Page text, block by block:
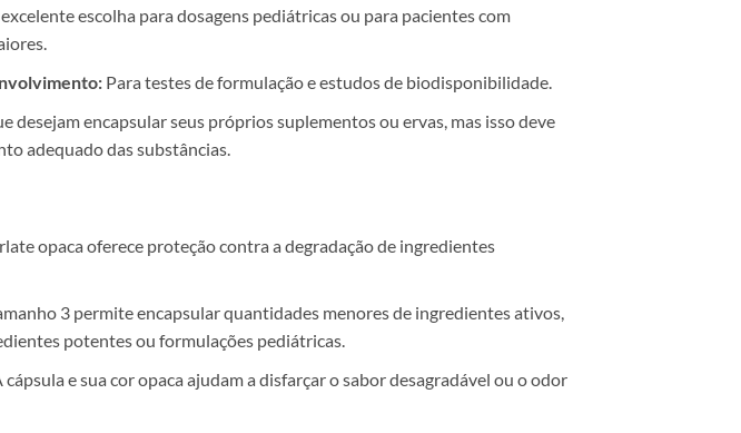
escolha para dosagens pediátricas ou para pacientes com
Para testes de formulação e estudos de biodisponibilidade.
desejam encapsular seus próprios suplementos ou ervas, mas isso deve
adequado das substâncias.
opaca oferece proteção contra a degradação de ingredientes
3 permite encapsular quantidades menores de ingredientes ativos,
potentes ou formulações pediátricas.
cápsula e sua cor opaca ajudam a disfarçar o sabor desagradável ou o odor